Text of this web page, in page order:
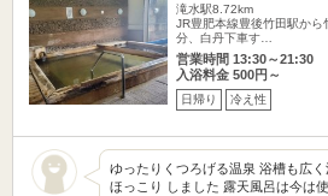
滝水駅8.72km
JR豊肥本線豊後竹田駅か
分、白丹下車す…
営業時間 13:30～21:30
入浴料金 500円～
日帰り 冷え性
ゆったりくつろげる温泉 浴槽も広
ほっこり しました 露天風呂は今は